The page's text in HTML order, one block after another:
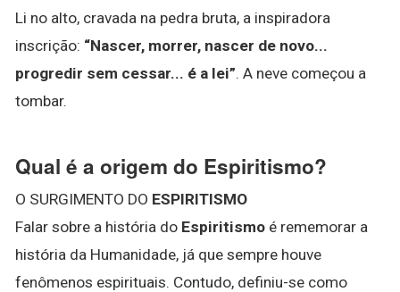
Li no alto, cravada na pedra bruta, a inspiradora
inscrição: “Nascer, morrer, nascer de novo...
progredir sem cessar... é a lei”. A neve começou a
tombar.
Qual é a origem do Espiritismo?
O SURGIMENTO DO ESPIRITISMO
Falar sobre a história do Espiritismo é rememorar a
história da Humanidade, já que sempre houve
fenômenos espirituais. Contudo, definiu-se como